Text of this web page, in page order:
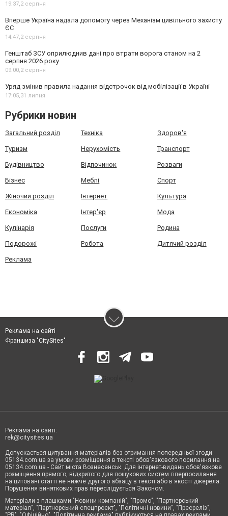
19:37,2 серпня
Вперше Україна надала допомогу через Механізм цивільного захисту
ЄС
14:47,2 серпня
Генштаб ЗСУ оприлюднив дані про втрати ворога станом на 2
серпня 2026 року
09:00,2 серпня
Уряд змінив правила надання відстрочок від мобілізації в Україні
17:05,31 липня
Рубрики новин
Загальний розділ Техніка Здоров'я
Туризм Нерухомість Транспорт
Будівництво Відпочинок Розваги
Бізнес Меблі Спорт
Жіночий розділ Інтернет Культура
Економіка Інтер'єр Мода
Кулінарія Послуги Родина
Подорожі Робота Дитячий розділ
Реклама
Реклама на сайті
Франшиза "CitySites"
Реклама на сайті:
rek@citysites.ua
Допускається цитування матеріалів без отримання попередньої згоди
05134.com.ua за умови розміщення в тексті обов'язкового посилання на
05134.com.ua - Сайт міста Вознесенськ. Для інтернет-видань обов'язкове
розміщення прямого, відкритого для пошукових систем гіперпосилання
на цитовані статті не нижче другого абзацу в тексті або в якості джерела.
Порушення виняткових прав переслідується Законом.
Матеріали з плашками "Новини компаній", "Промо", "Партнерський
матеріал", "Партнерський спецпроєкт", "Політичні новини", "Пресреліз",